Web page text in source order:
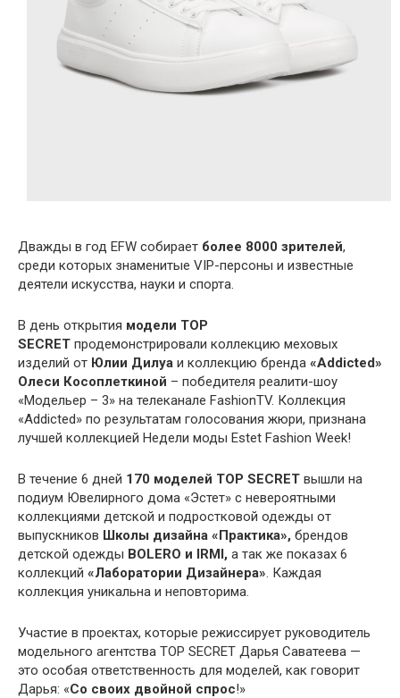
Дважды в год EFW собирает более 8000 зрителей,
среди которых знаменитые VIP-персоны и известные
деятели искусства, науки и спорта.
В день открытия модели TOP
SECRET продемонстрировали коллекцию меховых
изделий от Юлии Дилуа и коллекцию бренда «Addicted»
Олеси Косоплеткиной – победителя реалити-шоу
«Модельер – 3» на телеканале FashionTV. Коллекция
«Addicted» по результатам голосования жюри, признана
лучшей коллекцией Недели моды Estet Fashion Week!
В течение 6 дней 170 моделей TOP SECRET вышли на
подиум Ювелирного дома «Эстет» с невероятными
коллекциями детской и подростковой одежды от
выпускников Школы дизайна «Практика», брендов
детской одежды BOLERO и IRMI, а так же показах 6
коллекций «Лаборатории Дизайнера». Каждая
коллекция уникальна и неповторима.
Участие в проектах, которые режиссирует руководитель
модельного агентства TOP SECRET Дарья Саватеева —
это особая ответственность для моделей, как говорит
Дарья: «Со своих двойной спрос!»